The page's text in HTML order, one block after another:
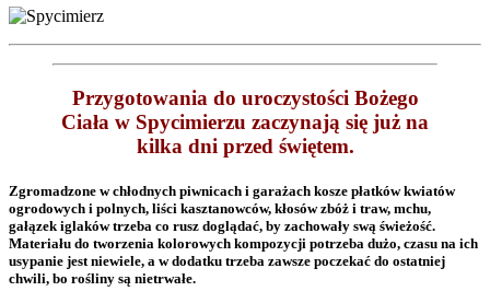
Przygotowania do uroczystości Bożego
Ciała w Spycimierzu zaczynają się już na
kilka dni przed świętem.
Zgromadzone w chłodnych piwnicach i garażach kosze płatków kwiatów
ogrodowych i polnych, liści kasztanowców, kłosów zbóż i traw, mchu,
gałązek iglaków trzeba co rusz doglądać, by zachowały swą świeżość.
Materiału do tworzenia kolorowych kompozycji potrzeba dużo, czasu na ich
usypanie jest niewiele, a w dodatku trzeba zawsze poczekać do ostatniej
chwili, bo rośliny są nietrwałe.